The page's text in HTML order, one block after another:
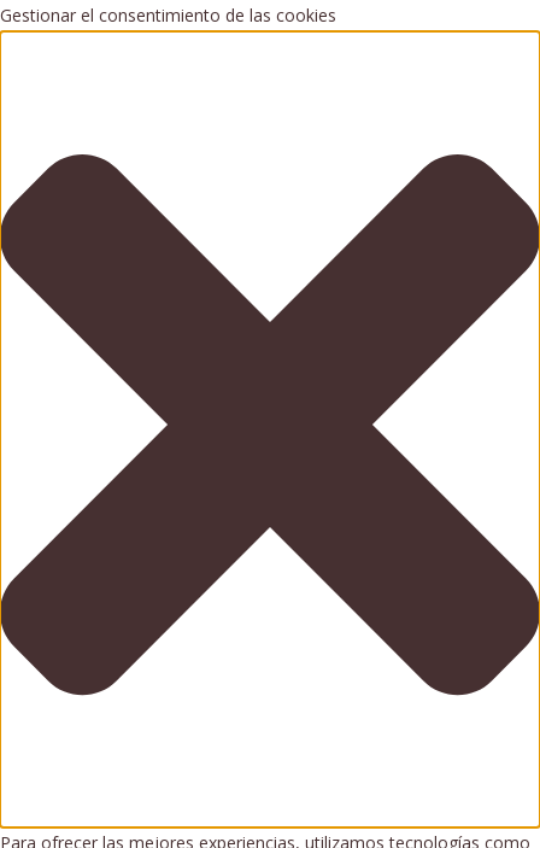
Gestionar el consentimiento de las cookies
Para ofrecer las mejores experiencias, utilizamos tecnologías como